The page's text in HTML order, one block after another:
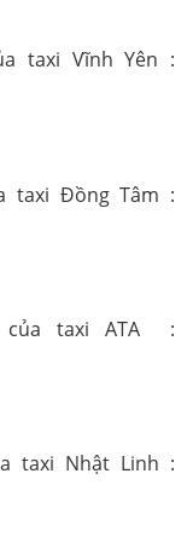
taxi Vĩnh Yên :
taxi Đồng Tâm :
của taxi ATA :
taxi Nhật Linh :